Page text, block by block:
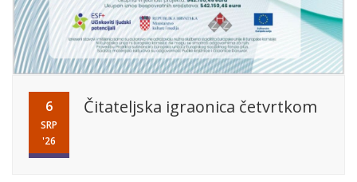
6
SRP
'26
Čitateljska igraonica četvrtkom